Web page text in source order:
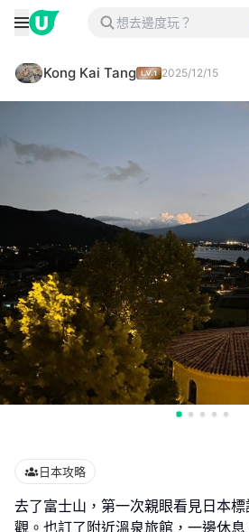
Kong Kai Tang 2025/12/15
日本攻略
去了富士山，第一次親眼看見日本
觀。也訂了附近溫泉旅館，一邊休